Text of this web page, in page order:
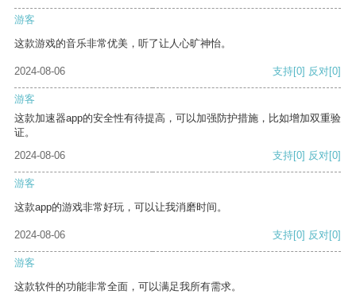
游客
这款游戏的音乐非常优美，听了让人心旷神怡。
2024-08-06 支持[0] 反对[0]
游客
这款加速器app的安全性有待提高，可以加强防护措施，比如增加双重验
证。
2024-08-06
支持[0] 反对[0]
游客
这款app的游戏非常好玩，可以让我消磨时间。
2024-08-06 支持[0] 反对[0]
游客
这款软件的功能非常全面，可以满足我所有需求。